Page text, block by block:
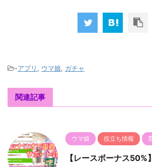
-アプリ , ウマ娘, ガチャ
関連記事
ウマ娘 役立ち情報
【レースボーナス